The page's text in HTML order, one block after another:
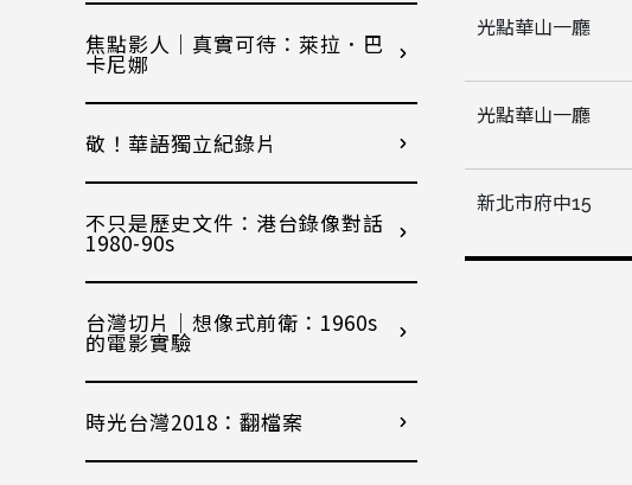
光點華山一廳
光點華山一廳
新北市府中15
焦點影人｜真實可待：萊拉．巴
卡尼娜
敬！華語獨立紀錄片
不只是歷史文件：港台錄像對話
1980-90s
台灣切片｜想像式前衛：1960s
的電影實驗
時光台灣2018：翻檔案